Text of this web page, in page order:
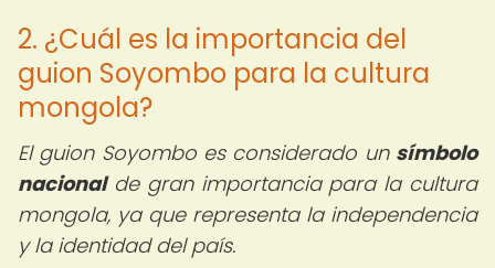
2. ¿Cuál es la importancia del
guion Soyombo para la cultura
mongola?
El guion Soyombo es considerado un símbolo
nacionalde gran importancia para la cultura
mongola, ya que representa la independencia
y la identidad del país.